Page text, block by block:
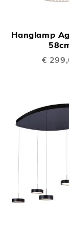
Hanglamp
€